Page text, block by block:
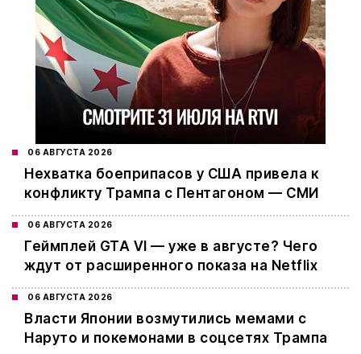
06 АВГУСТА 2026
Нехватка боеприпасов у США привела к
конфликту Трампа с Пентагоном — СМИ
06 АВГУСТА 2026
Геймплей GTA VI — уже в августе? Чего
ждут от расширенного показа на Netflix
06 АВГУСТА 2026
Власти Японии возмутились мемами с
Наруто и покемонами в соцсетях Трампа